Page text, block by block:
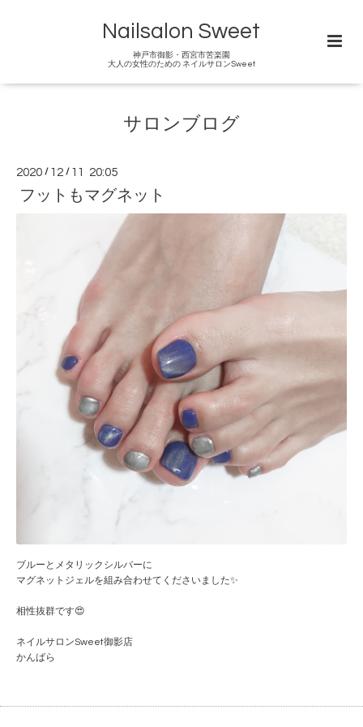
Nailsalon Sweet
神戸市御影・西宮市苦楽園
大人の女性のための ネイルサロンSweet
サロンブログ
2020 / 12 / 11 20:05
フットもマグネット
ブルーとメタリックシルバーに
マグネットジェルを組み合わせてくださいました✨
相性抜群です😍
ネイルサロンSweet御影店
かんばら